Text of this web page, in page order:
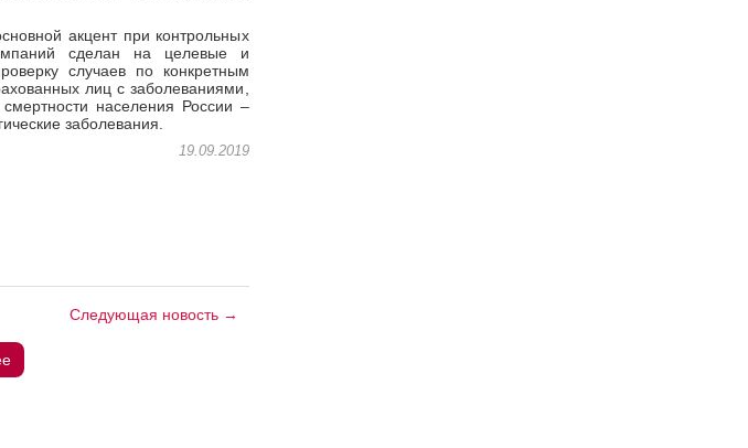
акцент при контрольных
сделан на целевые и
случаев по конкретным
лиц с заболеваниями,
населения России –
заболевания.
19.09.2019
Следующая новость →